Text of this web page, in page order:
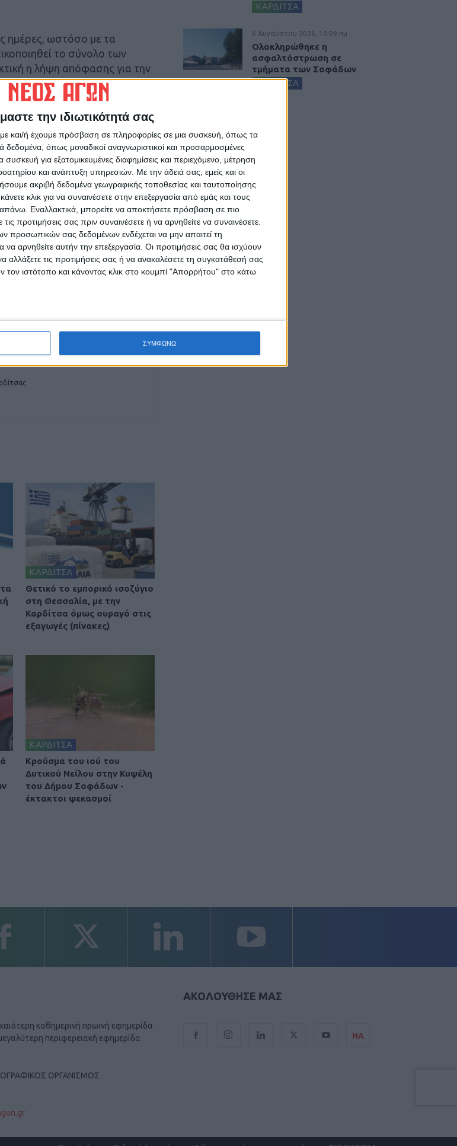
την ιδιωτικότητά σας
και/ή έχουμε πρόσβαση σε πληροφορίες σε μια συσκευή, όπως τα
όπως μοναδικοί αναγνωριστικοί και προσαρμοσμένες
για εξατομικευμένες διαφημίσεις και περιεχόμενο, μέτρηση
και ανάπτυξη υπηρεσιών. Με την άδειά σας, εμείς και οι
ακριβή δεδομένα γεωγραφικής τοποθεσίας και ταυτοποίησης
κλικ για να συναινέσετε στην επεξεργασία από εμάς και τους
Εναλλακτικά, μπορείτε να αποκτήσετε πρόσβαση σε πιο
προτιμήσεις σας πριν συναινέσετε ή να αρνηθείτε να συναινέσετε.
προσωπικών σας δεδομένων ενδέχεται να μην απαιτεί τη
αρνηθείτε αυτήν την επεξεργασία. Οι προτιμήσεις σας θα ισχύουν
αλλάξετε τις προτιμήσεις σας ή να ανακαλέσετε τη συγκατάθεσή σας
τον ιστότοπο και κάνοντας κλικ στο κουμπί "Απορρήτου" στο κάτω
ΣΥΜΦΩΝΩ
ημέρες, ωστόσο με τα
το σύνολο των
η λήψη απόφασης για την
ΚΥΔ όλης της χώρας.
στο Google News!
ευρύτερα της Θεσσαλίας
ΕΠΟΜΕΝΟ ΑΡΘΡΟ
«Ενισχύουμε την μικρομεσαία
ΚΑΡΔΙΤΣΑ
Θετικό το εμπορικό ισοζύγιο
στη Θεσσαλία, με την
Καρδίτσα όμως ουραγό στις
εξαγωγές (πίνακες)
ΚΑΡΔΙΤΣΑ
Κρούσμα του ιού του
Δυτικού Νείλου στην Κυψέλη
του Δήμου Σοφάδων -
έκτακτοι ψεκασμοί
ΚΑΡΔΙΤΣΑ
6 Αυγούστου 2026, 10:09 πμ
Ολοκληρώθηκε η
ασφαλτόστρωση σε
τμήματα των Σοφάδων
ΚΑΡΔΙΤΣΑ
καθημερινή πρωινή εφημερίδα
περιφερειακή εφημερίδα
ΟΡΓΑΝΙΣΜΟΣ
ΑΚΟΛΟΥΘΗΣΕ ΜΑΣ
ΝΑ